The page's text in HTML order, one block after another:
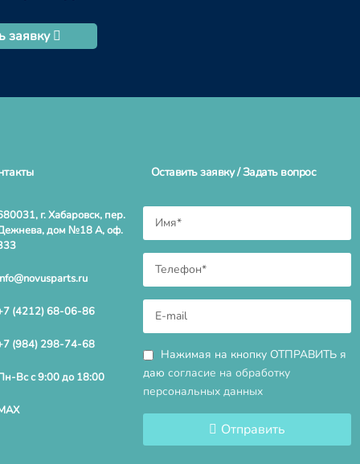
заявку
г. Хабаровск, пер.
дом №18 А, оф.
(4212) 68-06-86
(984) 298-74-68
Вс с 9:00 до 18:00
Оставить заявку / Задать вопрос
Нажимая на кнопку ОТПРАВИТЬ я
даю согласие на обработку
персональных данных
Отправить